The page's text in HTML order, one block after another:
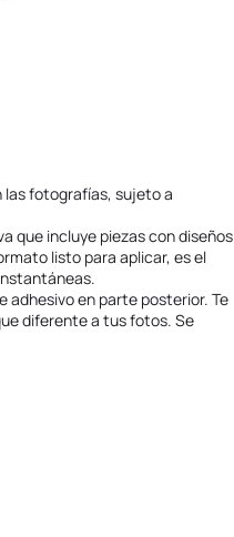
las fotografías, sujeto a
que incluye piezas con diseños
listo para aplicar, es el
adhesivo en parte posterior. Te
diferente a tus fotos. Se